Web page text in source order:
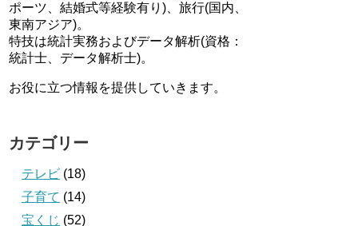
ポーツ、結婚式等経験有り)、旅行(国内、
東南アジア)。
特技は統計実務およびデータ解析(資格：
統計士、データ解析士)。
お役に立つ情報を提供していきます。
カテゴリー
テレビ (18)
子育て (14)
宝くじ (52)